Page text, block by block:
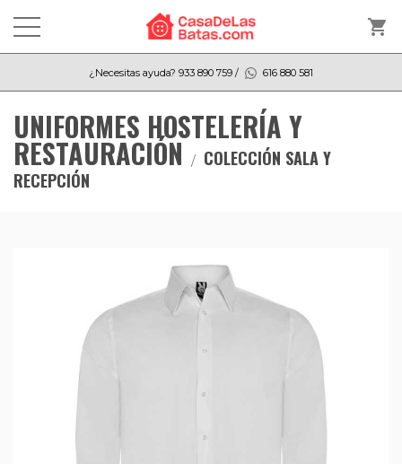
shopping_cart
¿Necesitas ayuda? 933 890 759 / 616 880 581
UNIFORMES HOSTELERÍA Y
RESTAURACIÓN
COLECCIÓN SALA Y
RECEPCIÓN